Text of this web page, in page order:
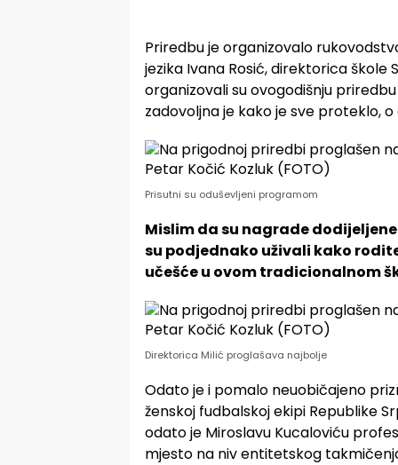
Priredbu je organizovalo
jezika Ivana Rosić, direktorica škole
organizovali su ovogodišnju
zadovoljna je kako je sve proteklo,
Prisutni su oduševljeni programom
Mislim da su nagrade
su podjednako uživali kako
učešće u ovom tradicionalnom
Direktorica Milić proglašava najbolje
Odato je i pomalo neuobičajeno
ženskoj fudbalskoj ekipi Republike
odato je Miroslavu Kucaloviću
mjesto na niv entitetskog